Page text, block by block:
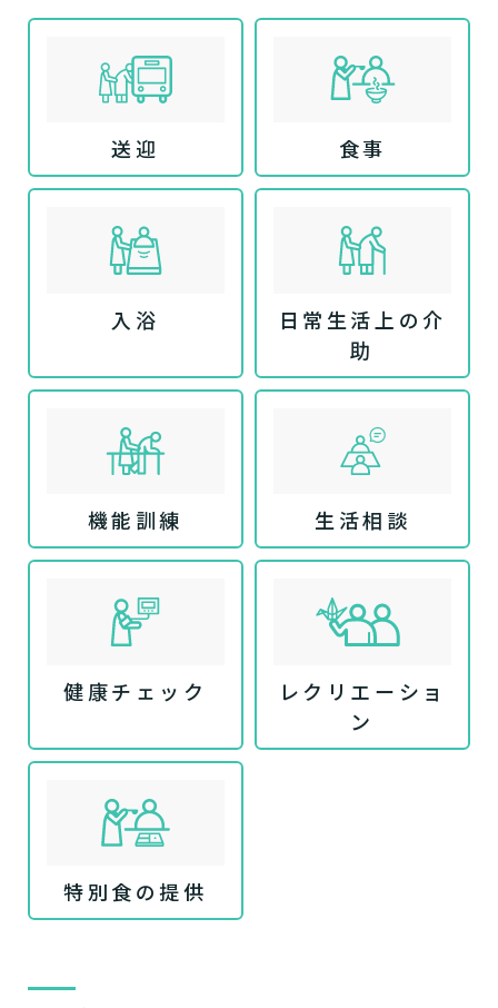
送迎 食事
入浴
日常生活上の介
助
機能訓練 生活相談
健康チェック
レクリエーショ
ン
特別食の提供